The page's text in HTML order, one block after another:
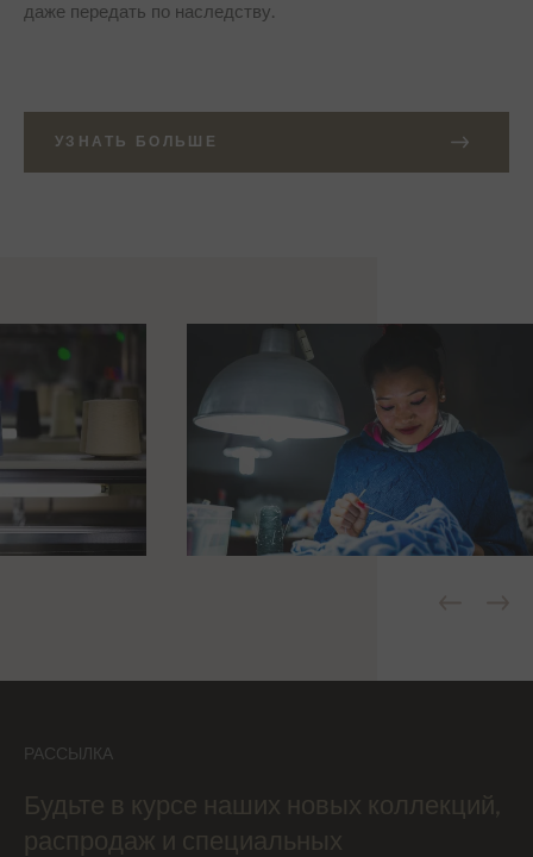
даже передать по наследству.
УЗНАТЬ БОЛЬШЕ
РАССЫЛКА
Будьте в курсе наших новых коллекций,
распродаж и специальных